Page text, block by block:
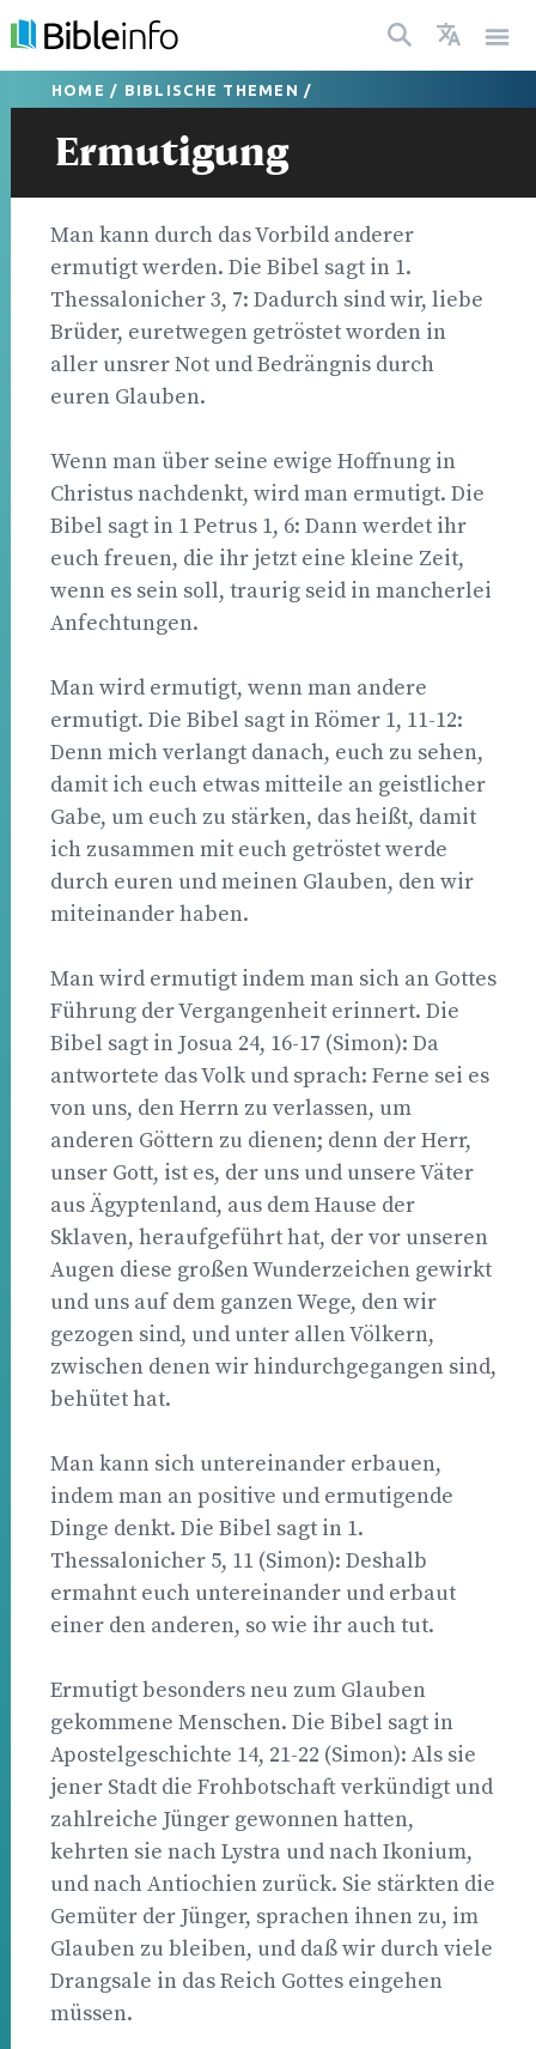
HOME / BIBLISCHE THEMEN /
Ermutigung
Man kann durch das Vorbild anderer
ermutigt werden. Die Bibel sagt in 1.
Thessalonicher 3, 7: Dadurch sind wir, liebe
Brüder, euretwegen getröstet worden in
aller unsrer Not und Bedrängnis durch
euren Glauben.
Wenn man über seine ewige Hoffnung in
Christus nachdenkt, wird man ermutigt. Die
Bibel sagt in 1 Petrus 1, 6: Dann werdet ihr
euch freuen, die ihr jetzt eine kleine Zeit,
wenn es sein soll, traurig seid in mancherlei
Anfechtungen.
Man wird ermutigt, wenn man andere
ermutigt. Die Bibel sagt in Römer 1, 11-12:
Denn mich verlangt danach, euch zu sehen,
damit ich euch etwas mitteile an geistlicher
Gabe, um euch zu stärken, das heißt, damit
ich zusammen mit euch getröstet werde
durch euren und meinen Glauben, den wir
miteinander haben.
Man wird ermutigt indem man sich an Gottes
Führung der Vergangenheit erinnert. Die
Bibel sagt in Josua 24, 16-17 (Simon): Da
antwortete das Volk und sprach: Ferne sei es
von uns, den Herrn zu verlassen, um
anderen Göttern zu dienen; denn der Herr,
unser Gott, ist es, der uns und unsere Väter
aus Ägyptenland, aus dem Hause der
Sklaven, heraufgeführt hat, der vor unseren
Augen diese großen Wunderzeichen gewirkt
und uns auf dem ganzen Wege, den wir
gezogen sind, und unter allen Völkern,
zwischen denen wir hindurchgegangen sind,
behütet hat.
Man kann sich untereinander erbauen,
indem man an positive und ermutigende
Dinge denkt. Die Bibel sagt in 1.
Thessalonicher 5, 11 (Simon): Deshalb
ermahnt euch untereinander und erbaut
einer den anderen, so wie ihr auch tut.
Ermutigt besonders neu zum Glauben
gekommene Menschen. Die Bibel sagt in
Apostelgeschichte 14, 21-22 (Simon): Als sie
jener Stadt die Frohbotschaft verkündigt und
zahlreiche Jünger gewonnen hatten,
kehrten sie nach Lystra und nach Ikonium,
und nach Antiochien zurück. Sie stärkten die
Gemüter der Jünger, sprachen ihnen zu, im
Glauben zu bleiben, und daß wir durch viele
Drangsale in das Reich Gottes eingehen
müssen.